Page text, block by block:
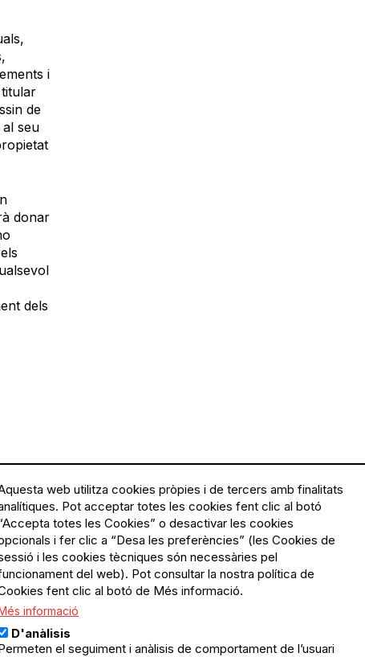
i
de
seu
donar
dels
Menú
Legal
Política de privacitat
Avís legal
Política de cookies
organitzadors.
web utilitza cookies pròpies i de tercers amb finalitats
Pot acceptar totes les cookies fent clic al botó
totes les Cookies” o desactivar les cookies
i fer clic a “Desa les preferències” (les Cookies de
i les cookies tècniques són necessàries pel
del web). Pot consultar la nostra política de
fent clic al botó de Més informació.
informació
D'anàlisis
el seguiment i anàlisis de comportament de l’usuari